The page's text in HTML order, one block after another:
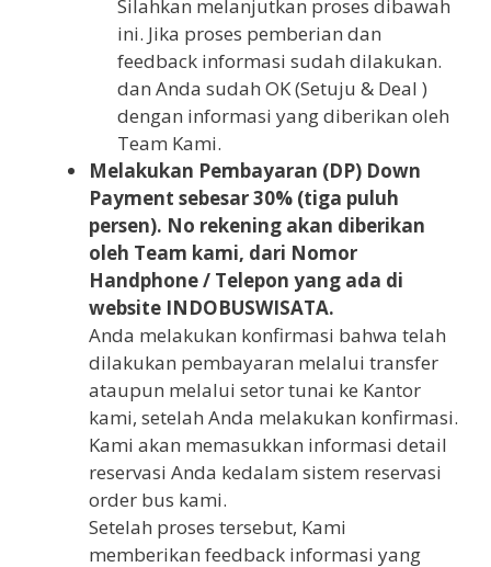
Silahkan melanjutkan proses dibawah
ini. Jika proses pemberian dan
feedback informasi sudah dilakukan.
dan Anda sudah OK (Setuju & Deal )
dengan informasi yang diberikan oleh
Team Kami.
Melakukan Pembayaran (DP) Down
Payment sebesar 30% (tiga puluh
persen). No rekening akan diberikan
oleh Team kami, dari Nomor
Handphone / Telepon yang ada di
website INDOBUSWISATA.
Anda melakukan konfirmasi bahwa telah
dilakukan pembayaran melalui transfer
ataupun melalui setor tunai ke Kantor
kami, setelah Anda melakukan konfirmasi.
Kami akan memasukkan informasi detail
reservasi Anda kedalam sistem reservasi
order bus kami.
Setelah proses tersebut, Kami
memberikan feedback informasi yang